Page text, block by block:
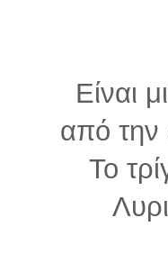
Είναι
από την
Το